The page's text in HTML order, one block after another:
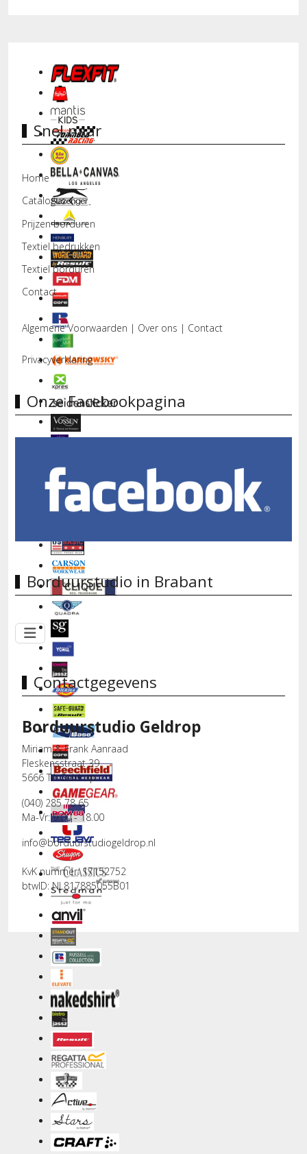
Snel naar
Home
Catalogus
Prijzen borduren
Textiel bedrukken
Textiel borduren
Contact
Algemene Voorwaarden | Over ons | Contact
Privacyverklaring
Onze Facebookpagina
Borduurstudio in Brabant
Contactgegevens
Borduurstudio Geldrop
Miriam & Frank Aanraad
Fleskensstraat 39
5666 TA Geldrop
(040) 285 78 65
Ma-Vr: 9.00 - 18.00
info@borduurstudiogeldrop.nl
KvK nummer: 17152752
btwID: NL817885055B01